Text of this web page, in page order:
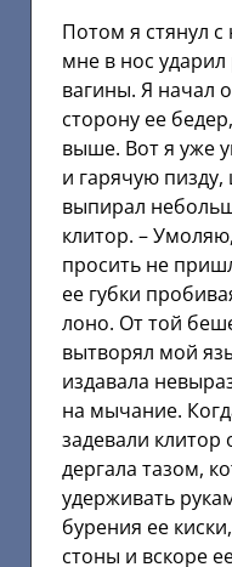
Потом я стянул
мне в нос ударил
вагины. Я начал
сторону ее
выше. Вот я уже
и гарячую
выпирал
клитор. –
просить не
ее губки
лоно. От той
вытворял мой
издавала
на мычание.
задевали
дергала тазом,
удерживать
бурения ее
стоны и вскоре